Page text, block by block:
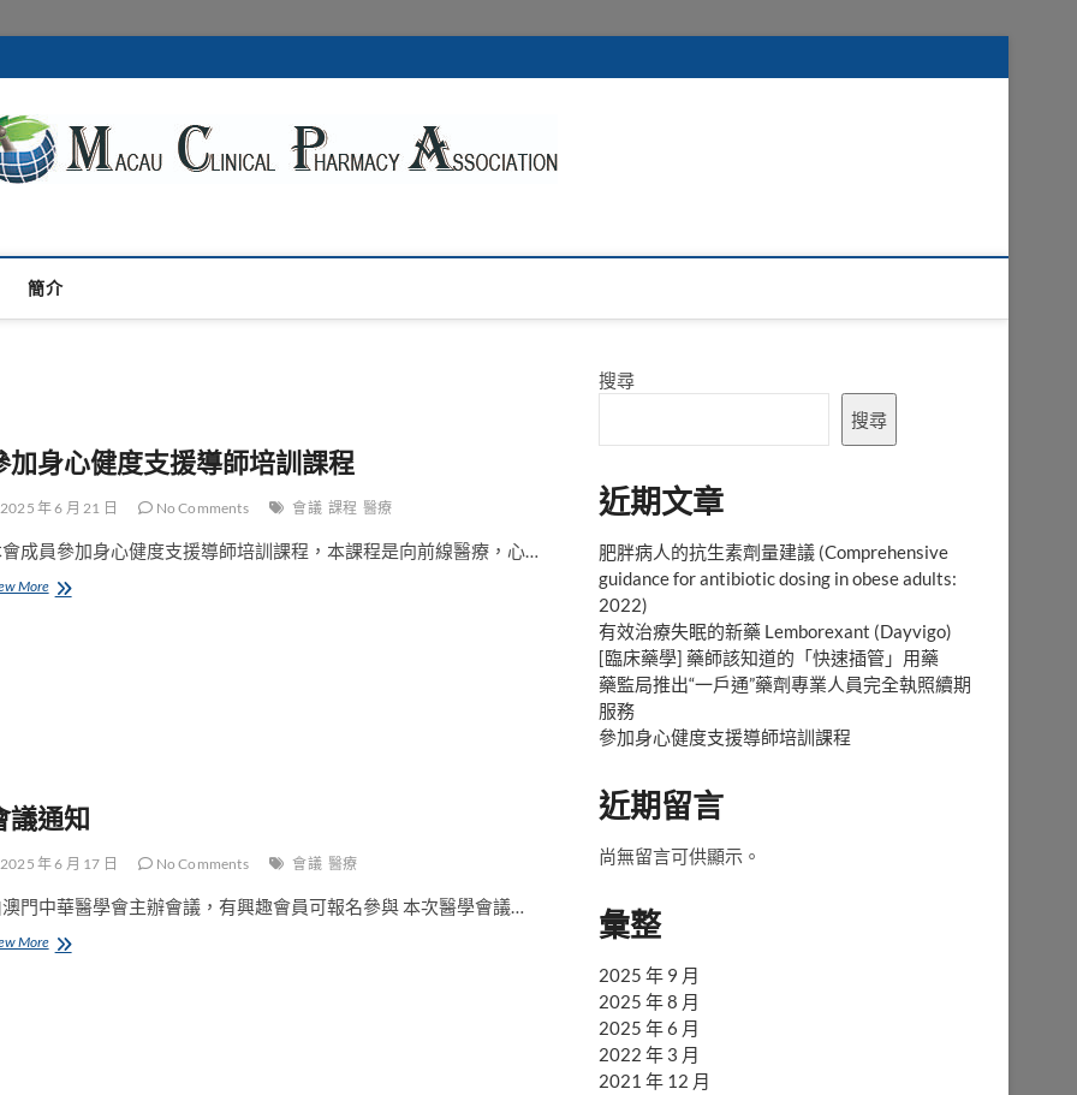
簡介
加身心健度支援導師培訓課程
年 6 月 21 日 No Comments 會議 課程 醫療
成員參加身心健度支援導師培訓課程，本課程是向前線醫療，心…
More參
培
訓
程
議通知
年 6 月 17 日 No Comments 會議 醫療
門中華醫學會主辦會議，有興趣會員可報名參與 本次醫學會議…
More會
搜尋
搜尋
近期文章
肥胖病人的抗生素劑量建議 (Comprehensive
guidance for antibiotic dosing in obese adults:
2022)
有效治療失眠的新藥 Lemborexant (Dayvigo)
[臨床藥學] 藥師該知道的「快速插管」用藥
藥監局推出“一戶通”藥劑專業人員完全執照續期
服務
參加身心健度支援導師培訓課程
近期留言
尚無留言可供顯示。
彙整
2025 年 9 月
2025 年 8 月
2025 年 6 月
2022 年 3 月
2021 年 12 月